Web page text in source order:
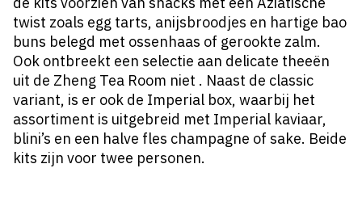
twist zoals egg tarts, anijsbroodjes en hartige bao
buns belegd met ossenhaas of gerookte zalm.
Ook ontbreekt een selectie aan delicate theeën
uit de Zheng Tea Room niet . Naast de classic
variant, is er ook de Imperial box, waarbij het
assortiment is uitgebreid met Imperial kaviaar,
blini’s en een halve fles champagne of sake. Beide
kits zijn voor twee personen.